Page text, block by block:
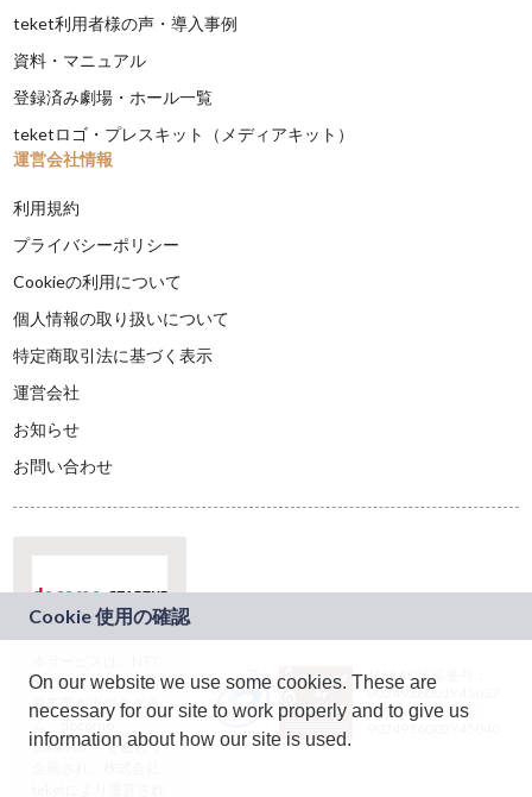
teket利用者様の声・導入事例
資料・マニュアル
登録済み劇場・ホール一覧
teketロゴ・プレスキット（メディアキット）
運営会社情報
利用規約
プライバシーポリシー
Cookieの利用について
個人情報の取り扱いについて
特定商取引法に基づく表示
運営会社
お知らせ
お問い合わせ
ドコモグループの新
規事業創出プログラ
ム「docomo
STARTUP」を通じて
JASRAC許諾番号：
9024936001Y45037
JASRAC許諾番号：
On our website we use some cookies. These are
necessary for our site to work properly and to give us
information about how our site is used.